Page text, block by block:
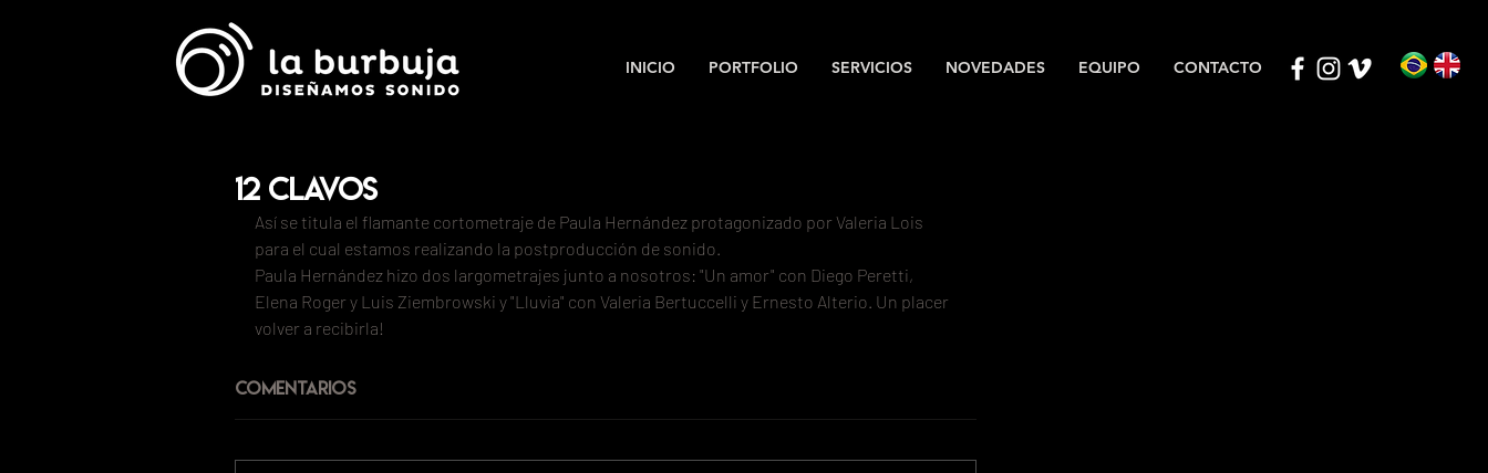
INICIO PORTFOLIO SERVICIOS NOVEDADES EQUIPO CONTACTO
12 CLAVOS
Así se titula el flamante cortometraje de Paula Hernández protagonizado por Valeria Lois
para el cual estamos realizando la postproducción de sonido.
Paula Hernández hizo dos largometrajes junto a nosotros: "Un amor" con Diego Peretti,
Elena Roger y Luis Ziembrowski y "Lluvia" con Valeria Bertuccelli y Ernesto Alterio. Un placer
volver a recibirla!
Comentarios